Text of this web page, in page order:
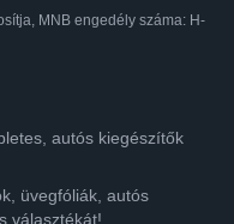
MNB engedély száma: H-
autós kiegészítők
üvegfóliák, autós
választékát!